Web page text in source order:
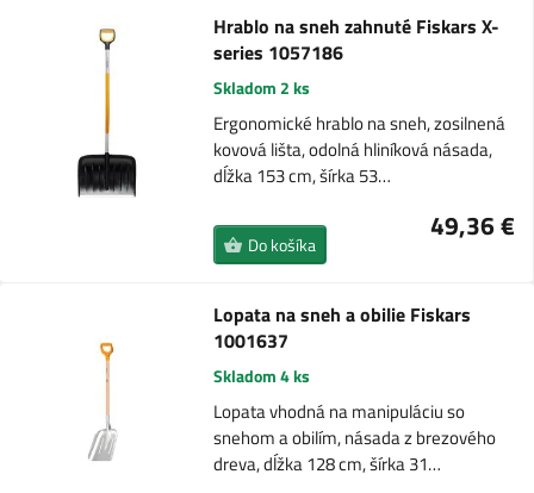
Hrablo na sneh zahnuté Fiskars X-
series 1057186
Skladom 2 ks
Ergonomické hrablo na sneh, zosilnená
kovová lišta, odolná hliníková násada,
dĺžka 153 cm, šírka 53…
49,36 €
Do košíka
Lopata na sneh a obilie Fiskars
1001637
Skladom 4 ks
Lopata vhodná na manipuláciu so
snehom a obilím, násada z brezového
dreva, dĺžka 128 cm, šírka 31…